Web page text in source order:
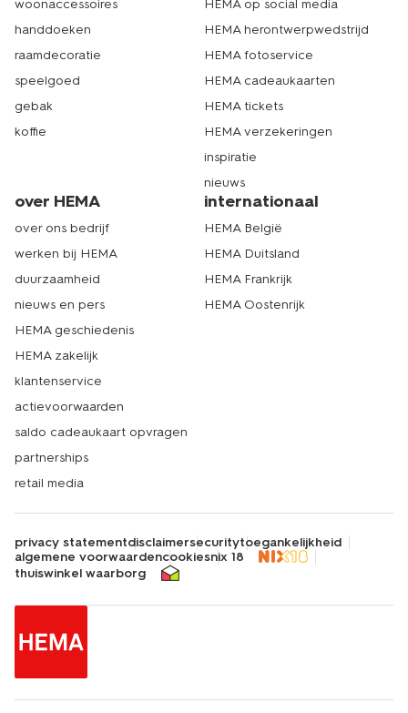
woonaccessoires
handdoeken
raamdecoratie
speelgoed
gebak
koffie
HEMA op social media
HEMA herontwerpwedstrijd
HEMA fotoservice
HEMA cadeaukaarten
HEMA tickets
HEMA verzekeringen
inspiratie
nieuws
over HEMA
over ons bedrijf
werken bij HEMA
duurzaamheid
nieuws en pers
HEMA geschiedenis
HEMA zakelijk
klantenservice
actievoorwaarden
saldo cadeaukaart opvragen
partnerships
retail media
internationaal
HEMA België
HEMA Duitsland
HEMA Frankrijk
HEMA Oostenrijk
privacy statementdisclaimersecuritytoegankelijkheid
algemene voorwaardencookiesnix 18
thuiswinkel waarborg